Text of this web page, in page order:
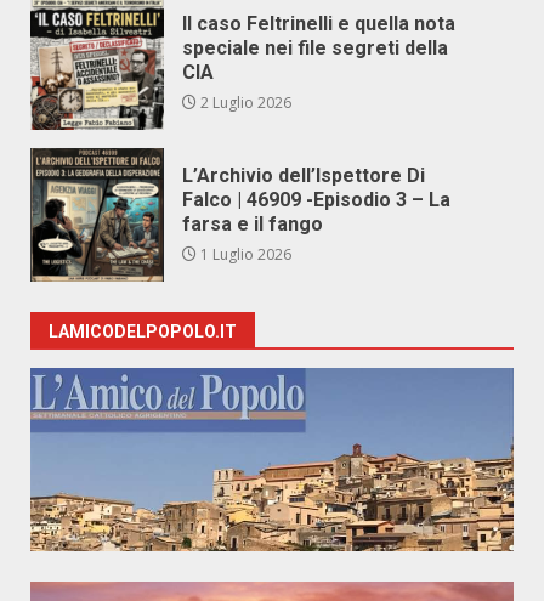
Il caso Feltrinelli e quella nota
speciale nei file segreti della
CIA
2 Luglio 2026
L’Archivio dell’Ispettore Di
Falco | 46909 -Episodio 3 – La
farsa e il fango
1 Luglio 2026
LAMICODELPOPOLO.IT